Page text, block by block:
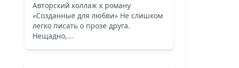
Авторский коллаж к роману
«Созданные для любви» Не слишком
легко писать о прозе друга.
Нещадно,...